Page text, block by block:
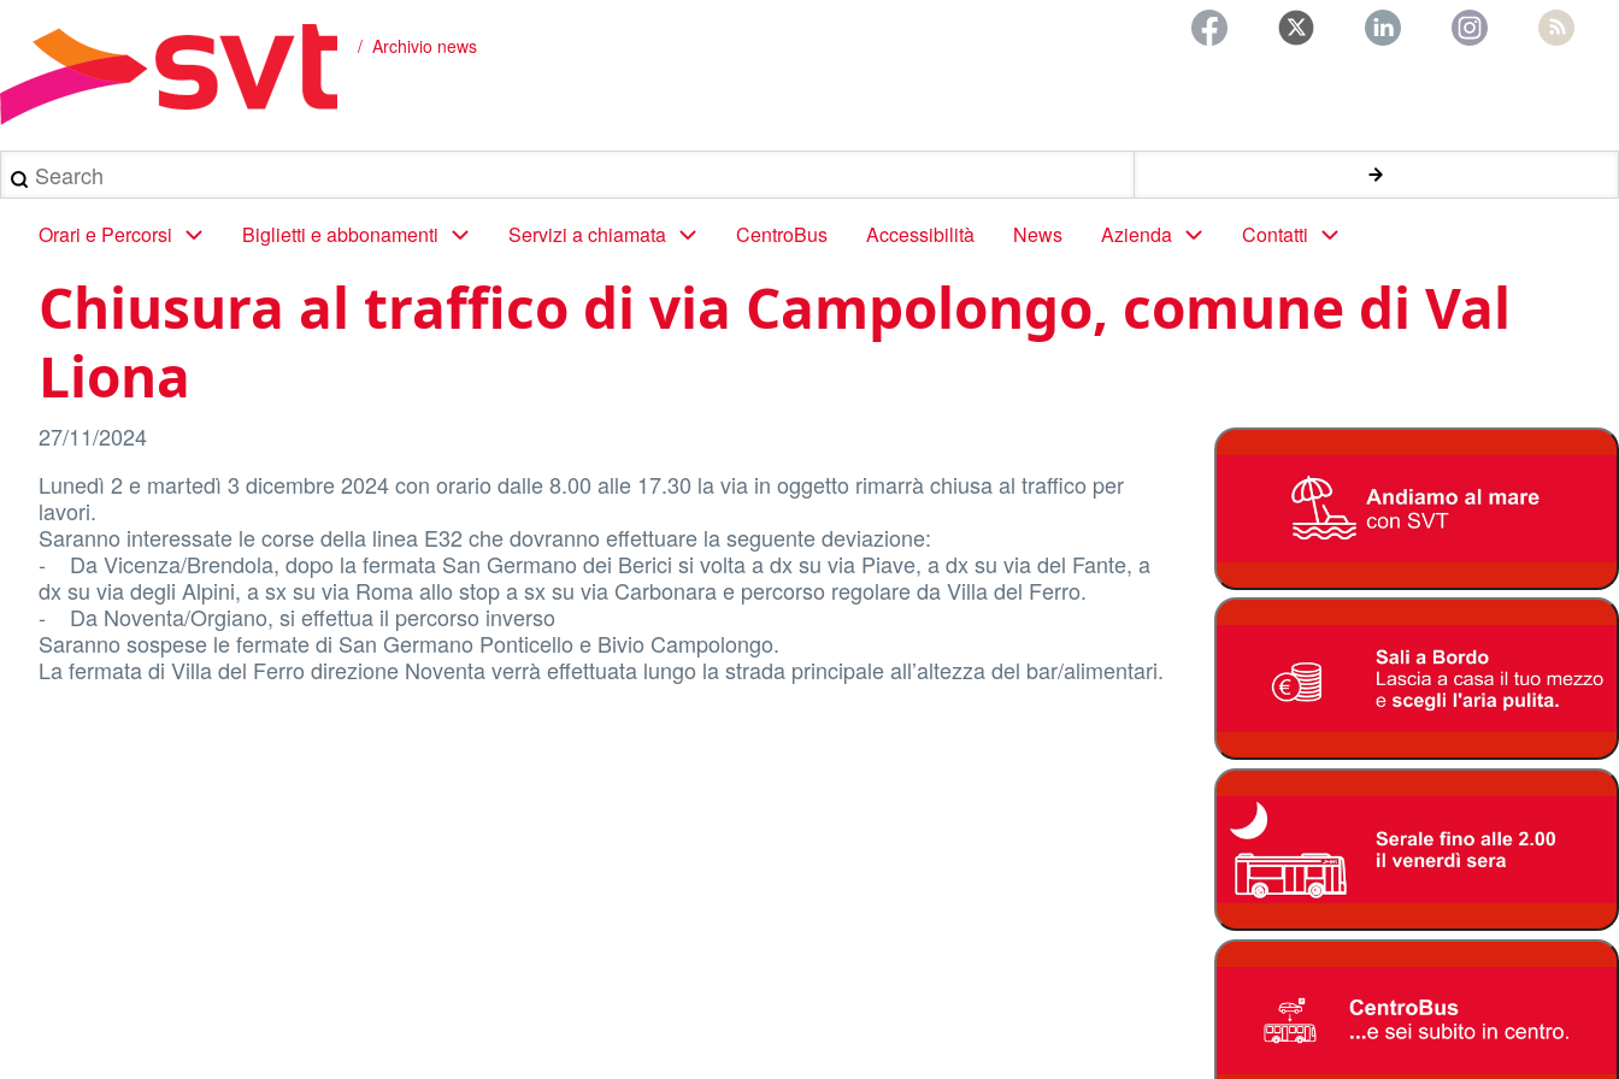
contenuto
principale
Briciole
di
pane
Archivio news
Search
Main
navigation
Orari e Percorsi Biglietti e abbonamenti Servizi a chiamata CentroBus Accessibilità News Azienda Contatti
Chiusura al traffico di via Campolongo, comune di Val
Liona
27/11/2024
Lunedì 2 e martedì 3 dicembre 2024 con orario dalle 8.00 alle 17.30 la via in oggetto rimarrà chiusa al traffico per
lavori.
Saranno interessate le corse della linea E32 che dovranno effettuare la seguente deviazione:
- Da Vicenza/Brendola, dopo la fermata San Germano dei Berici si volta a dx su via Piave, a dx su via del Fante, a
dx su via degli Alpini, a sx su via Roma allo stop a sx su via Carbonara e percorso regolare da Villa del Ferro.
- Da Noventa/Orgiano, si effettua il percorso inverso
Saranno sospese le fermate di San Germano Ponticello e Bivio Campolongo.
La fermata di Villa del Ferro direzione Noventa verrà effettuata lungo la strada principale all’altezza del bar/alimentari.